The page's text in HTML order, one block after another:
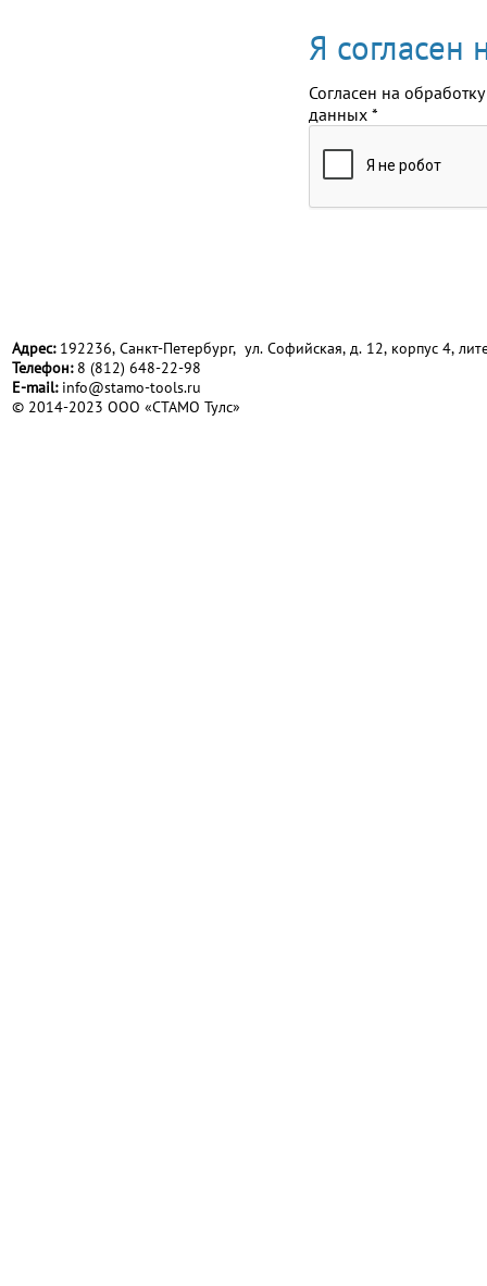
Я согласен
Согласен на обработку
данных *
Адрес:192236, Санкт-Петербург, ул. Софийская, д. 12, корпус 4,
Телефон:8 (812) 648-22-98
Е-mail: info@stamo-tools.ru
© 2014-2023 ООО «СТАМО Тулс»